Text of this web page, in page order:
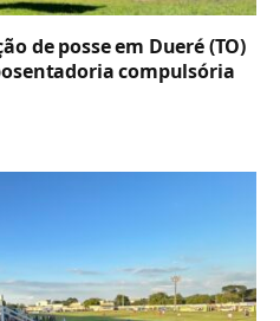
de posse em Dueré (TO)
compulsória